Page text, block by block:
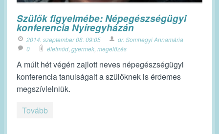
Szülők figyelmébe: Népegészségügyi
konferencia Nyíregyházán
2014. szeptember 08. 09:05
dr. Somhegyi Annamária
0
életmód, gyermek, megelőzés
A múlt hét végén zajlott neves népegészségügyi
konferencia tanulságait a szülőknek is érdemes
megszívlelniük.
Tovább